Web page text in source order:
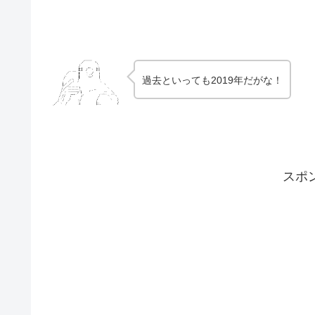
過去といっても2019年だがな！
スポ